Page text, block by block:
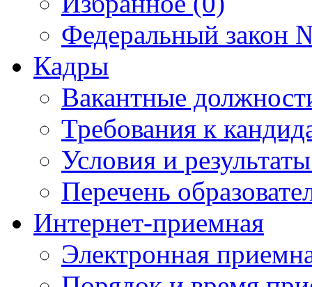
Федеральный закон
Кадры
Вакантные
Требования к
Условия и
Перечень
Интернет-приемная
Электронная